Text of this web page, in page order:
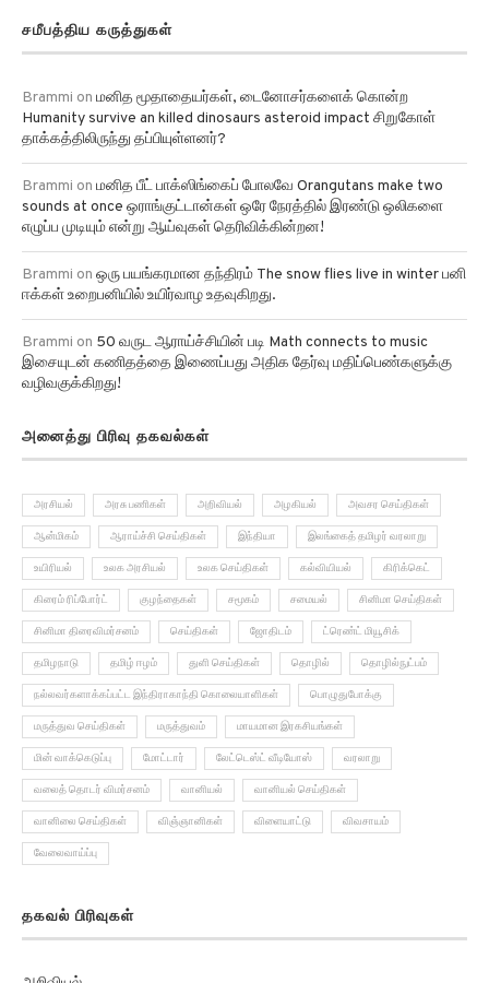
சமீபத்திய கருத்துகள்
Brammion
மனித மூதாதையர்கள், டைனோசர்களைக் கொன்ற
Humanity survive an killed dinosaurs asteroid impact சிறுகோள்
தாக்கத்திலிருந்து தப்பியுள்ளனர்?
Brammi on
மனித பீட் பாக்ஸிங்கைப் போலவே Orangutans make two
sounds at once ஒராங்குட்டான்கள் ஒரே நேரத்தில் இரண்டு ஒலிகளை
எழுப்ப முடியும் என்று ஆய்வுகள் தெரிவிக்கின்றன!
Brammi
ஒரு பயங்கரமான தந்திரம் The snow flies live in winter பனி
ஈக்கள் உறைபனியில் உயிர்வாழ உதவுகிறது.
Brammi on
50 வருட ஆராய்ச்சியின் படி Math connects to music
இசையுடன் கணிதத்தை இணைப்பது அதிக தேர்வு மதிப்பெண்களுக்கு
வழிவகுக்கிறது!
அனைத்து பிரிவு தகவல்கள்
அரசியல் அரசு பணிகள் அறிவியல் அழகியல் அவசர செய்திகள்
ஆன்மிகம் ஆராய்ச்சி செய்திகள் இந்தியா இலங்கைத் தமிழர் வரலாறு
உயிரியல் உலக அரசியல் உலக செய்திகள் கல்வியியல் கிரிக்கெட்
கிரைம் ரிப்போர்ட் குழந்தைகள் சமூகம் சமையல் சினிமா செய்திகள்
சினிமா திரைவிமர்சனம் செய்திகள் ஜோதிடம் ட்ரெண்ட் மியூசிக்
தமிழநாடு தமிழ் ஈழம் துளி செய்திகள் தொழில் தொழில்நுட்பம்
நல்லவர்களாக்கப்பட்ட இந்திராகாந்தி கொலையாளிகள் பொழுதுபோக்கு
மருத்துவ செய்திகள் மருத்துவம் மாயமான இரகசியங்கள்
மின் வாக்கெடுப்பு மோட்டார் லேட்டெஸ்ட் வீடியோஸ் வரலாறு
வலைத் தொடர் விமர்சனம் வானியல் வானியல் செய்திகள்
வானிலை செய்திகள் விஞ்ஞானிகள் விளையாட்டு விவசாயம்
வேலைவாய்ப்பு
தகவல் பிரிவுகள்